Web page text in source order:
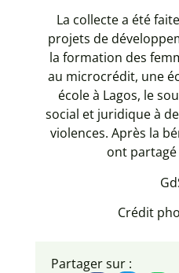
La collecte a été
projets de
la formation des
au microcrédit, une
école à Lagos, le
social et juridique à
violences. Après la
ont partagé
Crédit
Partager sur :